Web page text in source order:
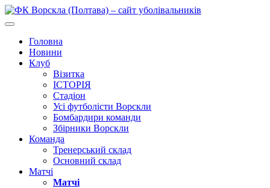
Головна
Новини
Клуб
Візитка
ІСТОРІЯ
Стадіон
Усі футболісти Ворскли
Бомбардири команди
Збірники Ворскли
Команда
Тренерський склад
Основний склад
Матчі
Матчі